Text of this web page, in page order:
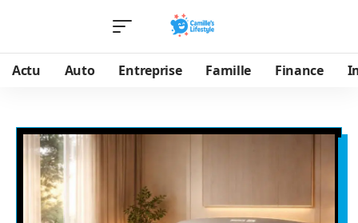
Actu Auto Entreprise Famille Finance